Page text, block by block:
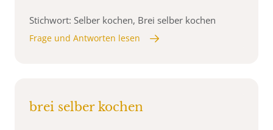
Stichwort: Selber kochen, Brei selber kochen
Frage und Antworten lesen
brei selber kochen